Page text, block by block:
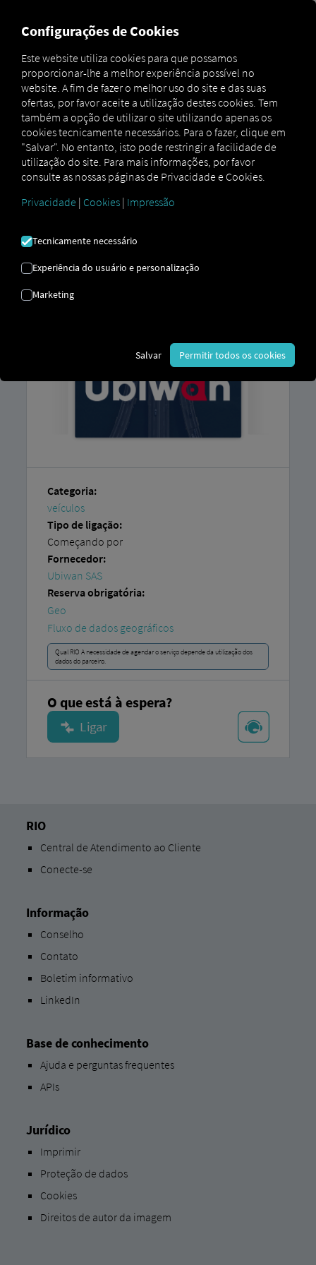
Marketplace Connectors Ubiwan Connect
UBISOFT CONNECT
Integração de um fornecedor externo
Já utiliza os serviços da
dados dos nossos serviços. Tudo o que
uma conta na
Categoria:
veículos
Tipo de ligação:
Começando por
Fornecedor:
Ubiwan SAS
Reserva obrigatória:
Geo
Fluxo de dados geográficos
Qual RIO A necessidade de agendar o serviço depende da utilização dos
dados do parceiro.
O que está à espera?
RIO
Central de Atendimento ao Cliente
Conecte-se
Informação
Conselho
Contato
Boletim informativo
LinkedIn
Base de conhecimento
Ajuda e perguntas frequentes
APIs
Jurídico
Imprimir
Proteção de dados
Cookies
Direitos de autor da imagem
Configurações de Cookies
Este website utiliza cookies para que possamos
proporcionar-lhe a melhor experiência possível no
website. A fim de fazer o melhor uso do site e das suas
ofertas, por favor aceite a utilização destes cookies. Tem
também a opção de utilizar o site utilizando apenas os
cookies tecnicamente necessários. Para o fazer, clique em
"Salvar". No entanto, isto pode restringir a facilidade de
utilização do site. Para mais informações, por favor
consulte as nossas páginas de Privacidade e Cookies.
Privacidade | Cookies | Impressão
Tecnicamente necessário
Experiência do usuário e personalização
Marketing
Salvar Permitir todos os cookies